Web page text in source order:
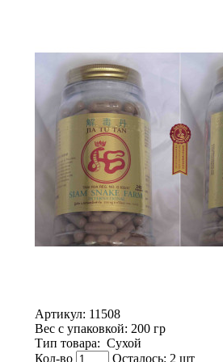
Артикул: 11508
Вес с упаковкой: 200 гр
Тип товара: Сухой
Кол-во
Осталось: 2 шт